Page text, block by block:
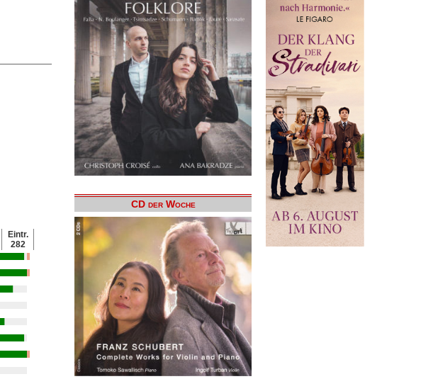
Eintr.
282
CD der Woche